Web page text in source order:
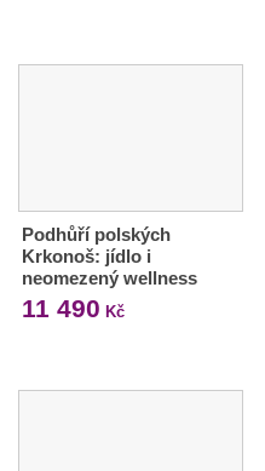
Podhůří polských
Krkonoš: jídlo i
neomezený wellness
11 490 Kč